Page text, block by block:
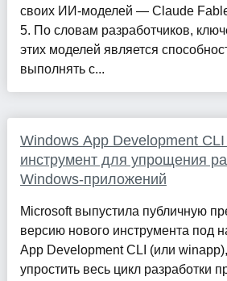
своих ИИ-моделей — Claude
5. По словам разработчиков,
этих моделей является
выполнять с...
Windows App Development
инструмент для упрощения
Windows-приложений
Microsoft выпустила публичную
версию нового инструмента под
App Development CLI (или
упростить весь цикл разработки